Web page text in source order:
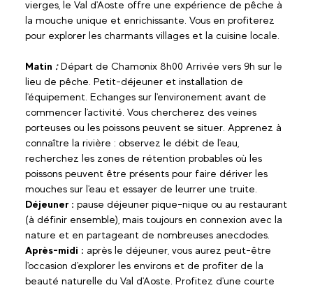
vierges, le Val d'Aoste offre une expérience de pêche à
la mouche unique et enrichissante. Vous en profiterez
pour explorer les charmants villages et la cuisine locale.
Matin :Départ de Chamonix 8h00 Arrivée vers 9h sur le
lieu de pêche. Petit-déjeuner et installation de
l'équipement. Echanges sur l'environement avant de
commencer l'activité. Vous chercherez des veines
porteuses ou les poissons peuvent se situer. Apprenez à
connaître la rivière : observez le débit de l'eau,
recherchez les zones de rétention probables où les
poissons peuvent être présents pour faire dériver les
mouches sur l'eau et essayer de leurrer une truite.
Déjeuner : pause déjeuner pique-nique ou au restaurant
(à définir ensemble), mais toujours en connexion avec la
nature et en partageant de nombreuses anecdodes.
Après-midi : après le déjeuner, vous aurez peut-être
l'occasion d'explorer les environs et de profiter de la
beauté naturelle du Val d'Aoste. Profitez d'une courte